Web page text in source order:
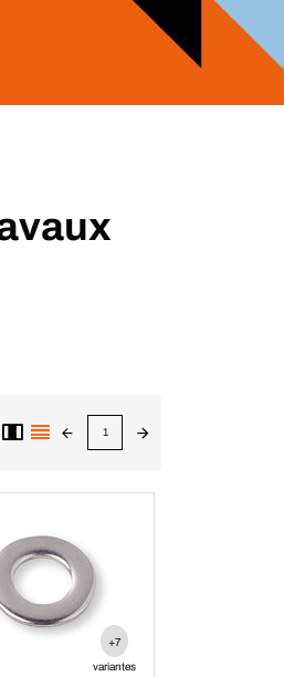
1
+7
variantes